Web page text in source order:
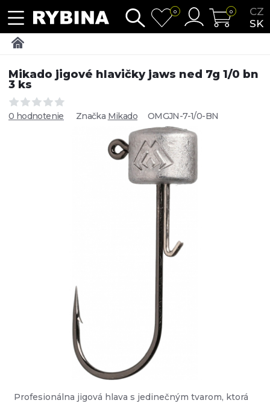
CZ
SK
0 0
Mikado jigové hlavičky jaws ned 7g 1/0 bn
3 ks
0 hodnotenie Značka Mikado OMGJN-7-1/0-BN
Profesionálna jigová hlava s jedinečným tvarom, ktorá